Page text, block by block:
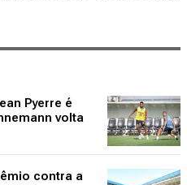
Pyerre é
volta
contra a